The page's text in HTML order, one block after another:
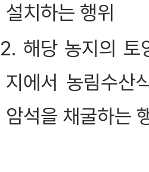
설치하는 행위
2. 해당 농지의 토
지에서 농림수산
암석을 채굴하는